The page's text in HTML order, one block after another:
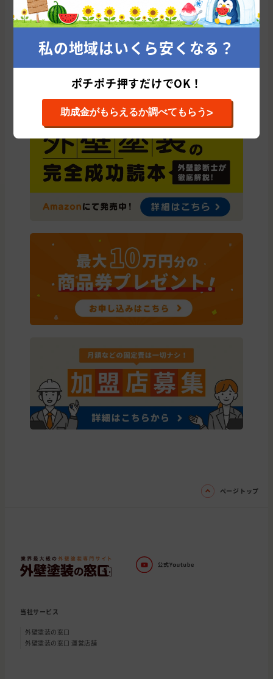
津市 四日市市 鈴鹿市 桑名市 松阪市 伊勢市 名張市
三重郡 伊賀市 いなべ市 亀山市 度会郡 員弁郡 多気郡
志摩市
尾鷲市 鳥羽市 北牟婁郡 桑名郡
熊野市
南牟婁郡
ページトップ
当社サービス
外壁塗装の窓口
外壁塗装の窓口 運営店舗
私の地域はいくら安くなる？
ポチポチ押すだけでOK！
助成金がもらえるか調べてもらう>